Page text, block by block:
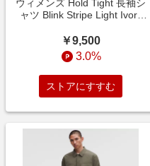
ウィメンズ Hold Tight 長袖シ
ャツ Blink Stripe Light Ivory
lululemon
￥9,500
3.0%
ストアにすすむ